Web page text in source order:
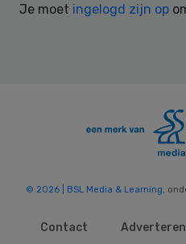
Je moet ingelogd zijn op
© 2026 | BSL Media & Learning,
Contact Adverteren